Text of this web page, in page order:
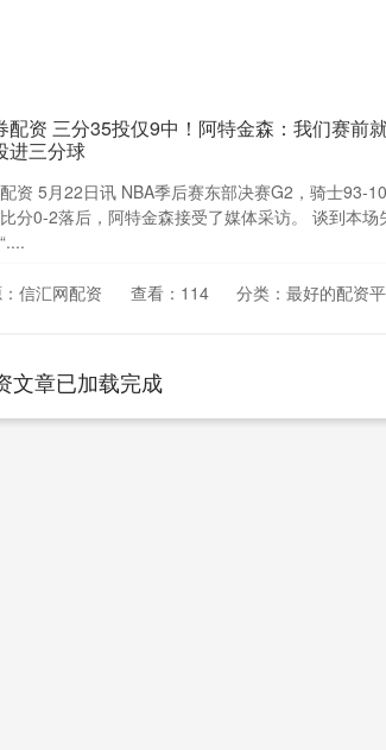
配资 三分35投仅9中！阿特金森：我们赛前
进三分球
资 5月22日讯 NBA季后赛东部决赛G2，骑士93-
分0-2落后，阿特金森接受了媒体采访。 谈到本场
信汇网配资 查看：114 分类：最好的配资
文章已加载完成